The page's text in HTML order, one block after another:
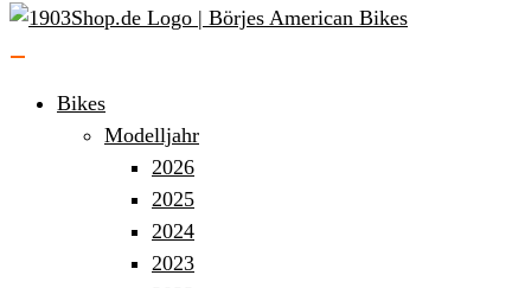
Bikes
Modelljahr
2026
2025
2024
2023